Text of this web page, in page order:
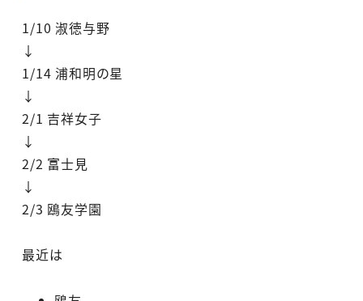
1/10 淑徳与野
↓
1/14 浦和明の星
↓
2/1 吉祥女子
↓
2/2 富士見
↓
2/3 鴎友学園
最近は